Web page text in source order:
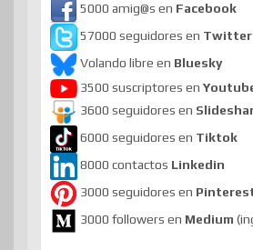
5000 amig@s en Facebook
57000 seguidores en Twitter
Volando libre en Bluesky
3500 suscriptores en
3600 seguidores en
6000 seguidores en Tiktok
8000 contactos Linkedin
3000 seguidores en
3000 followers en Medium